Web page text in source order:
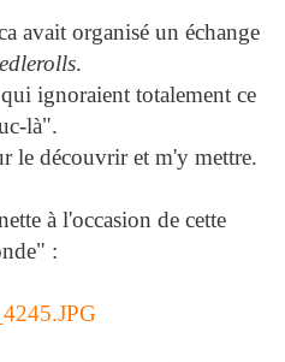
avait organisé un échange
.
ignoraient totalement ce
là".
le découvrir et m'y mettre.
à l'occasion de cette
: